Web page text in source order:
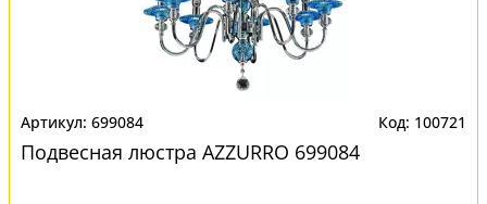
699084 100721
Подвесная люстра AZZURRO 699084